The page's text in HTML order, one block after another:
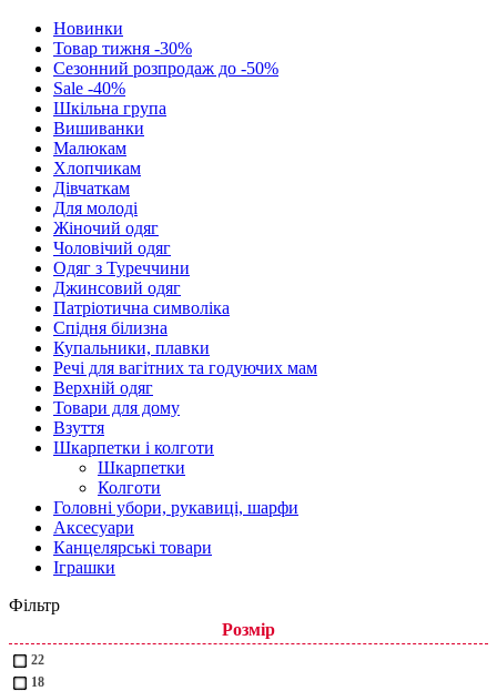
Новинки
Товар тижня -30%
Сезонний розпродаж до -50%
Sale -40%
Шкільна група
Вишиванки
Малюкам
Хлопчикам
Дівчаткам
Для молоді
Жіночий одяг
Чоловічий одяг
Одяг з Туреччини
Джинсовий одяг
Патріотична символіка
Спідня білизна
Купальники, плавки
Речі для вагітних та годуючих мам
Верхній одяг
Товари для дому
Взуття
Шкарпетки і колготи
Шкарпетки
Колготи
Головні убори, рукавиці, шарфи
Аксесуари
Канцелярські товари
Іграшки
Фільтр
Розмір
22
18